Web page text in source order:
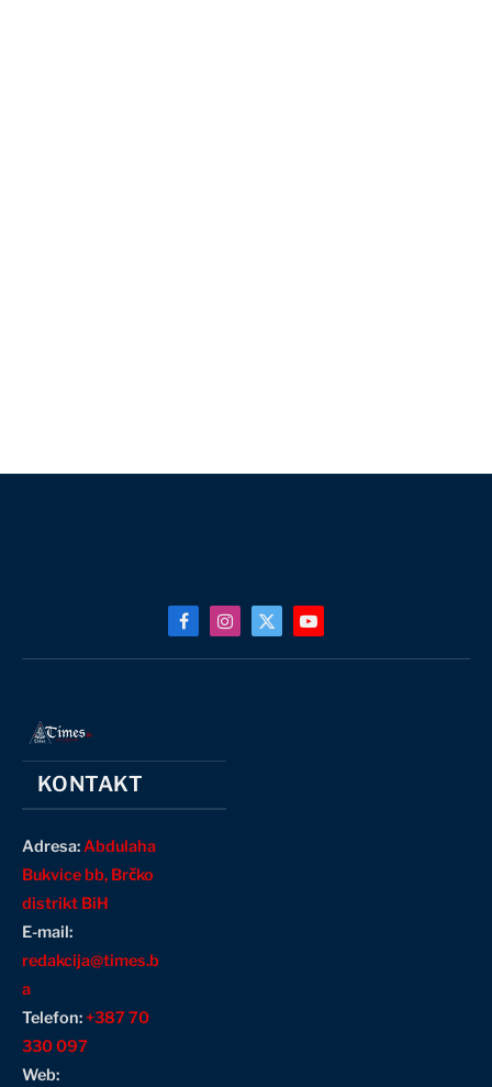
FacebookInstagram
X
(Twitter)
YouTube
KONTAKT
Adresa:Abdulaha
Bukvice bb, Brčko
distrikt BiH
E-mail:
redakcija@times.b
a
Telefon:+387 70
330 097
Web: